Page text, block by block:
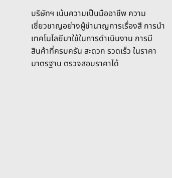
บริษัทฯ เน้นความเป็นมืออาชีพ ความ
เชี่ยวชาญอย่างผู้ชำนาญการเรื่องสี การนำ
เทคโนโลยีมาใช้ในการดำเนินงาน การมี
สินค้าที่ครบครัน สะดวก รวดเร็ว ในราคา
มาตรฐาน ตรวจสอบราคาได้